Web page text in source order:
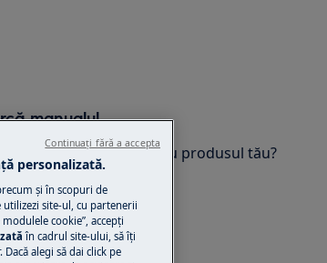
manualul
găsești manualul venit cu produsul tău?
versiunea digitală.
manualul
personalizată.
și în scopuri de
site-ul, cu partenerii
cookie”, accepţi
în cadrul site-ului, să îţi
alegi să dai click pe
Continuați fără a accepta